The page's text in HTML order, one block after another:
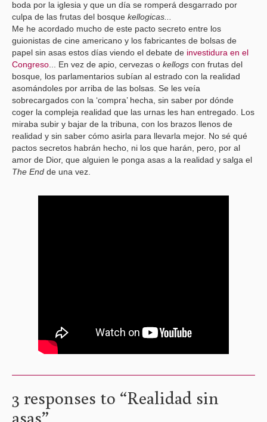
boda por la iglesia y que un día se romperá desgarrado por
culpa de las frutas del bosque kellogicas...
Me he acordado mucho de este pacto secreto entre los
guionistas de cine americano y los fabricantes de bolsas de
papel sin asas estos días viendo el debate de investidura en el
Congreso ... En vez de apio, cervezas o kellogs con frutas del
bosque los parlamentarios subían al estrado con la realidad
asomándoles por arriba de las bolsas. Se les veía
sobrecargados con la ‘compra’ hecha, sin saber por dónde
coger la compleja realidad que las urnas les han entregado. Los
miraba subir y bajar de la tribuna, con los brazos llenos de
realidad y sin saber cómo asirla para llevarla mejor. No sé qué
pactos secretos habrán hecho, ni los que harán, pero, por al
amor de Dior, que alguien le ponga asas a la realidad y salga el
The End de una vez.
3 responses to “Realidad sin
asas”